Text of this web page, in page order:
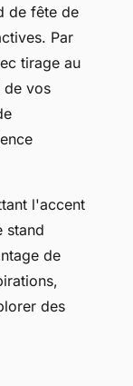
de fête de
Par
tirage au
de vos
l'accent
stand
de
des